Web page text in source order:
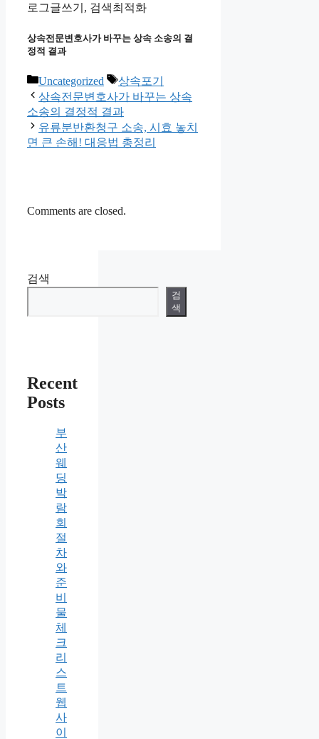
로그글쓰기, 검색최적화
상속전문변호사가 바꾸는 상속 소송의 결
정적 결과
Categories
Uncategorized Tags
상속포기
상속전문변호사가 바꾸는 상속
소송의 결정적 결과
유류분반환청구 소송, 시효 놓치
면 큰 손해! 대응법 총정리
Comments are closed.
검색
검
색
Recent
Posts
부
산
웨
딩
박
람
회
절
차
와
준
비
물
체
크
리
스
트
웹
사
이